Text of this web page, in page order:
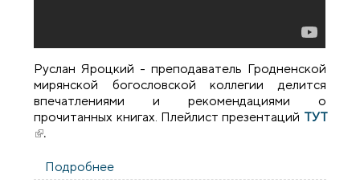
Руслан Яроцкий - преподаватель Гродненской
мирянской богословской коллегии делится
впечатлениями и рекомендациями о
прочитанных книгах. Плейлист презентаций ТУТ
(внешняя ссылка)
.
Подробнее
Исаак Сирин"